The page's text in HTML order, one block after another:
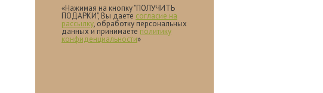
«Нажимая на кнопку "ПОЛУЧИТЬ
ПОДАРКИ", Вы даете согласие на
рассылку, обработку персональных
данных и принимаете политику
конфиденциальности»